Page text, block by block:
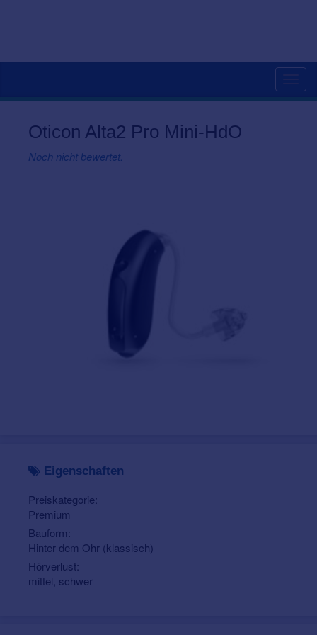
Oticon Alta2 Pro Mini-HdO
Noch nicht bewertet.
Eigenschaften
Preiskategorie:
Premium
Bauform:
Hinter dem Ohr (klassisch)
Hörverlust:
mittel, schwer